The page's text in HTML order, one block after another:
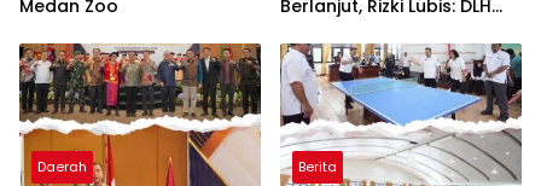
Medan Zoo
Berlanjut, Rizki Lubis: DLH
Badan
Daerah Berita